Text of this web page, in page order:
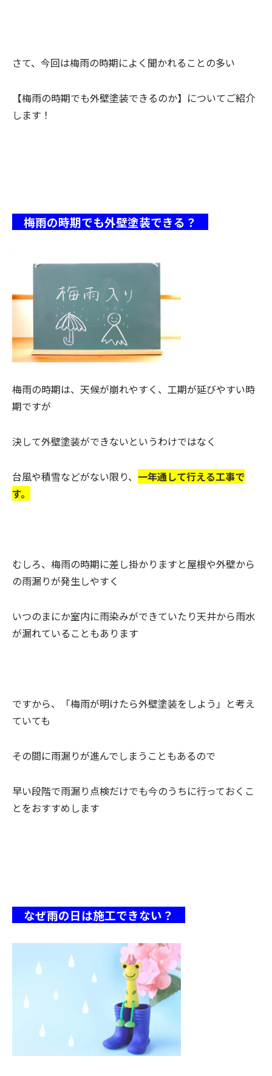
さて、今回は梅雨の時期によく聞かれることの多い
【梅雨の時期でも外壁塗装できるのか】についてご紹介
します！
梅雨の時期でも外壁塗装できる？
梅雨の時期は、天候が崩れやすく、工期が延びやすい時
期ですが
決して外壁塗装ができないというわけではなく
台風や積雪などがない限り、 一年通して行える工事で
す。
むしろ、梅雨の時期に差し掛かりますと屋根や外壁から
の雨漏りが発生しやすく
いつのまにか室内に雨染みができていたり天井から雨水
が漏れていることもあります
ですから、「梅雨が明けたら外壁塗装をしよう」と考え
ていても
その間に雨漏りが進んでしまうこともあるので
早い段階で雨漏り点検だけでも今のうちに行っておくこ
とをおすすめします
なぜ雨の日は施工できない？